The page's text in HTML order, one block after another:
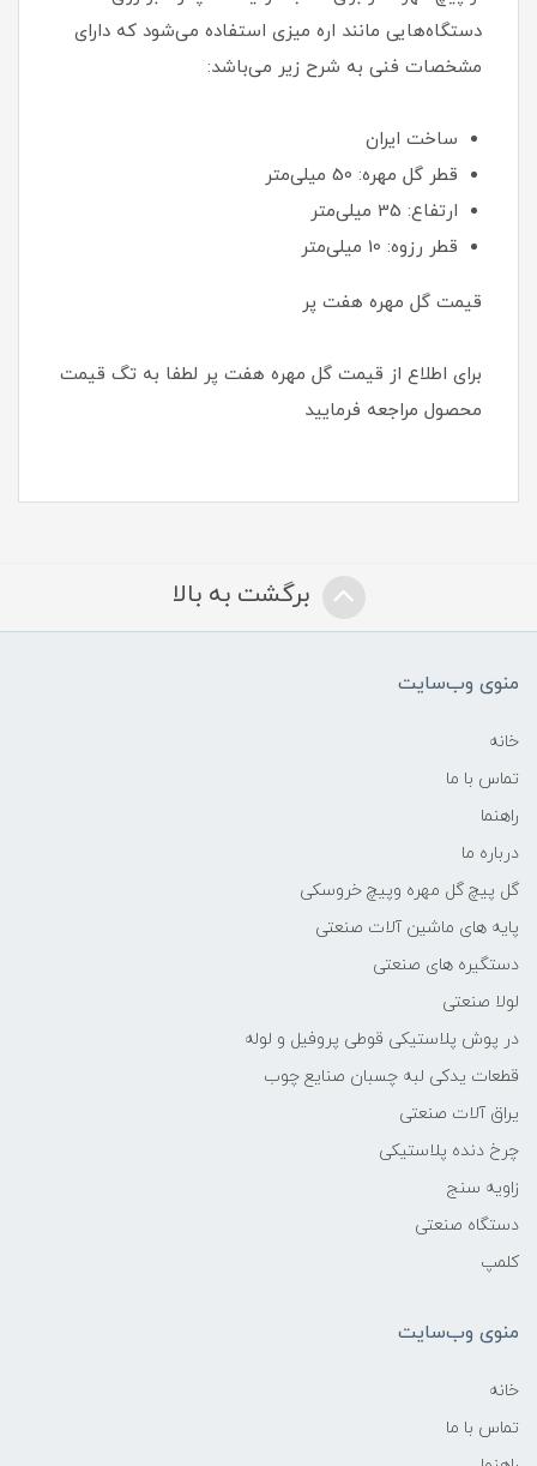
دستگاه‌هایی مانند اره میزی استفاده می‌شود که دارای
مشخصات فنی به شرح زیر می‌باشد:
ساخت ایران
قطر گل مهره: 50 میلی‌متر
ارتفاع: 35 میلی‌متر
قطر رزوه: 10 میلی‌متر
قیمت گل مهره هفت پر
برای اطلاع از قیمت گل مهره هفت پر لطفا به تگ قیمت
محصول مراجعه فرمایید
برگشت به بالا
منوی وب‌سایت
خانه
تماس با ما
راهنما
درباره ما
گل پیچ گل مهره وپیچ خروسکی
پایه های ماشین آلات صنعتی
دستگیره های صنعتی
لولا صنعتی
در پوش پلاستیکی قوطی پروفیل و لوله
قطعات یدکی لبه چسبان صنایع چوب
یراق آلات صنعتی
چرخ دنده پلاستیکی
زاویه سنج
دستگاه صنعتی
کلمپ
منوی وب‌سایت
خانه
تماس با ما